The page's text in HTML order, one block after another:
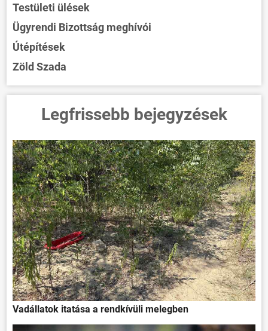
Testületi ülések
Ügyrendi Bizottság meghívói
Útépítések
Zöld Szada
Legfrissebb bejegyzések
Vadállatok itatása a rendkívüli melegben